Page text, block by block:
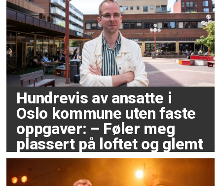
Hundrevis av ansatte i
Oslo kommune uten faste
oppgaver: – Føler meg
plassert på loftet og glemt